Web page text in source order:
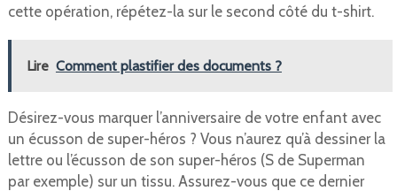
cette opération, répétez-la sur le second côté du t-shirt.
Lire Comment plastifier des documents ?
Désirez-vous marquer l’anniversaire de votre enfant avec
un écusson de super-héros ? Vous n’aurez qu’à dessiner la
lettre ou l’écusson de son super-héros (S de Superman
par exemple) sur un tissu. Assurez-vous que ce dernier